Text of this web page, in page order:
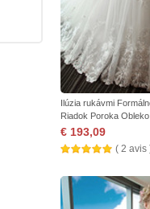
Ilúzia rukávmi
Riadok Poroka Obleko
€ 193,09
( 2 avis